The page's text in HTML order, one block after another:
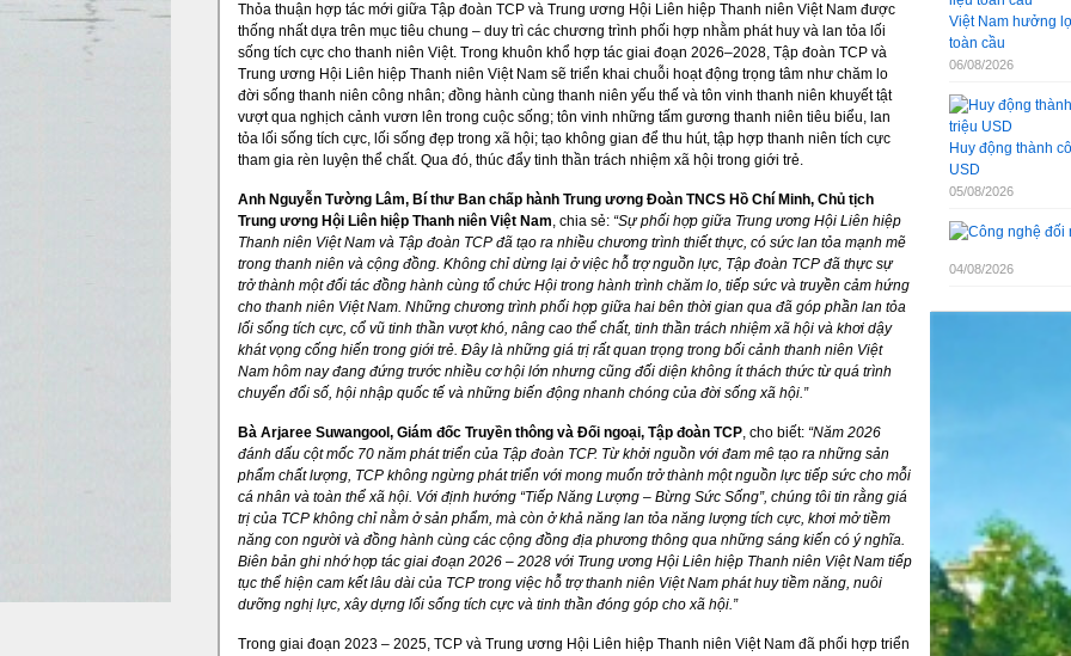
Thỏa thuận hợp tác mới giữa Tập đoàn TCP và Trung ương Hội Liên hiệp Thanh niên Việt Nam được
thống nhất dựa trên mục tiêu chung – duy trì các chương trình phối hợp nhằm phát huy và lan tỏa lối
sống tích cực cho thanh niên Việt. Trong khuôn khổ hợp tác giai đoạn 2026–2028, Tập đoàn TCP và
Trung ương Hội Liên hiệp Thanh niên Việt Nam sẽ triển khai chuỗi hoạt động trọng tâm như chăm lo
đời sống thanh niên công nhân; đồng hành cùng thanh niên yếu thế và tôn vinh thanh niên khuyết tật
vượt qua nghịch cảnh vươn lên trong cuộc sống; tôn vinh những tấm gương thanh niên tiêu biểu, lan
tỏa lối sống tích cực, lối sống đẹp trong xã hội; tạo không gian để thu hút, tập hợp thanh niên tích cực
tham gia rèn luyện thể chất. Qua đó, thúc đẩy tinh thần trách nhiệm xã hội trong giới trẻ.
Anh Nguyễn Tường Lâm, Bí thư Ban chấp hành Trung ương Đoàn TNCS Hồ Chí Minh, Chủ tịch
Trung ương Hội Liên hiệp Thanh niên Việt Nam, chia sẻ: “Sự phối hợp giữa Trung ương Hội Liên hiệp
Thanh niên Việt Nam và Tập đoàn TCP đã tạo ra nhiều chương trình thiết thực, có sức lan tỏa mạnh mẽ
trong thanh niên và cộng đồng. Không chỉ dừng lại ở việc hỗ trợ nguồn lực, Tập đoàn TCP đã thực sự
trở thành một đối tác đồng hành cùng tổ chức Hội trong hành trình chăm lo, tiếp sức và truyền cảm hứng
cho thanh niên Việt Nam. Những chương trình phối hợp giữa hai bên thời gian qua đã góp phần lan tỏa
lối sống tích cực, cổ vũ tinh thần vượt khó, nâng cao thể chất, tinh thần trách nhiệm xã hội và khơi dậy
khát vọng cống hiến trong giới trẻ. Đây là những giá trị rất quan trọng trong bối cảnh thanh niên Việt
Nam hôm nay đang đứng trước nhiều cơ hội lớn nhưng cũng đối diện không ít thách thức từ quá trình
chuyển đổi số, hội nhập quốc tế và những biến động nhanh chóng của đời sống xã hội.”
Bà Arjaree Suwangool, Giám đốc Truyền thông và Đối ngoại, Tập đoàn TCP, cho biết: “Năm 2026
đánh dấu cột mốc 70 năm phát triển của Tập đoàn TCP. Từ khởi nguồn với đam mê tạo ra những sản
phẩm chất lượng, TCP không ngừng phát triển với mong muốn trở thành một nguồn lực tiếp sức cho mỗi
cá nhân và toàn thể xã hội. Với định hướng “Tiếp Năng Lượng – Bừng Sức Sống”, chúng tôi tin rằng giá
trị của TCP không chỉ nằm ở sản phẩm, mà còn ở khả năng lan tỏa năng lượng tích cực, khơi mở tiềm
năng con người và đồng hành cùng các cộng đồng địa phương thông qua những sáng kiến có ý nghĩa.
Biên bản ghi nhớ hợp tác giai đoạn 2026 – 2028 với Trung ương Hội Liên hiệp Thanh niên Việt Nam tiếp
tục thể hiện cam kết lâu dài của TCP trong việc hỗ trợ thanh niên Việt Nam phát huy tiềm năng, nuôi
dưỡng nghị lực, xây dựng lối sống tích cực và tinh thần đóng góp cho xã hội.”
Trong giai đoạn 2023 – 2025, TCP và Trung ương Hội Liên hiệp Thanh niên Việt Nam đã phối hợp triển
Việt Nam hưởng
toàn cầu
06/08/2026
Huy động thành
USD
05/08/2026
04/08/2026